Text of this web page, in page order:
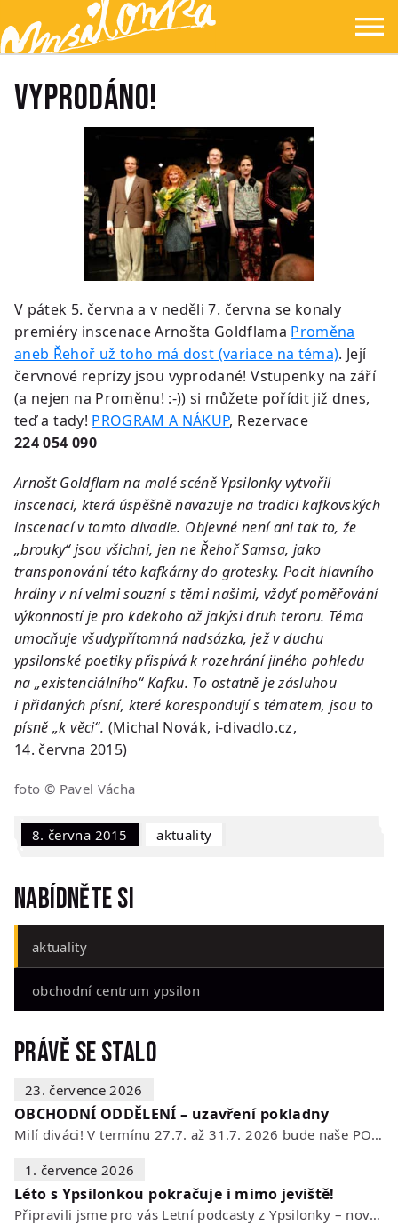
Přejít na hlavní obsah
Přejít na navigaci
Přejít na hledání
Ypsilonka ☰
Vyprodáno!
V pátek 5. června a v neděli 7. června se konaly
premiéry inscenace Arnošta Goldflama Proměna
aneb Řehoř už toho má dost (variace na téma). Její
červnové reprízy jsou vyprodané! Vstupenky na září
(a nejen na Proměnu! :-)) si můžete pořídit již dnes,
teď a tady! PROGRAM A NÁKUP, Rezervace
224 054 090
Arnošt Goldflam na malé scéně Ypsilonky vytvořil
inscenaci, která úspěšně navazuje na tradici kafkovských
inscenací v tomto divadle. Objevné není ani tak to, že
„brouky“ jsou všichni, jen ne Řehoř Samsa, jako
transponování této kafkárny do grotesky. Pocit hlavního
hrdiny v ní velmi souzní s těmi našimi, vždyť poměřování
výkonností je pro kdekoho až jakýsi druh teroru. Téma
umocňuje všudypřítomná nadsázka, jež v duchu
ypsilonské poetiky přispívá k rozehrání jiného pohledu
na „existenciálního“ Kafku. To ostatně je zásluhou
i přidaných písní, které korespondují s tématem, jsou to
písně „k věci“. (Michal Novák, i-divadlo.cz,
14. června 2015)
foto © Pavel Vácha
8. června 2015 Aktuality
Nabídněte si
aktuality
obchodní centrum ypsilon
Právě se stalo
23. července 2026
OBCHODNÍ ODDĚLENÍ – uzavření pokladny
Milí diváci! V termínu 27.7. až 31.7. 2026 bude naše POKLADNA z technických…
1. července 2026
Léto s Ypsilonkou pokračuje i mimo jeviště!
Připravili jsme pro vás Letní podcasty z Ypsilonky – novou sérii rozhovorů s…